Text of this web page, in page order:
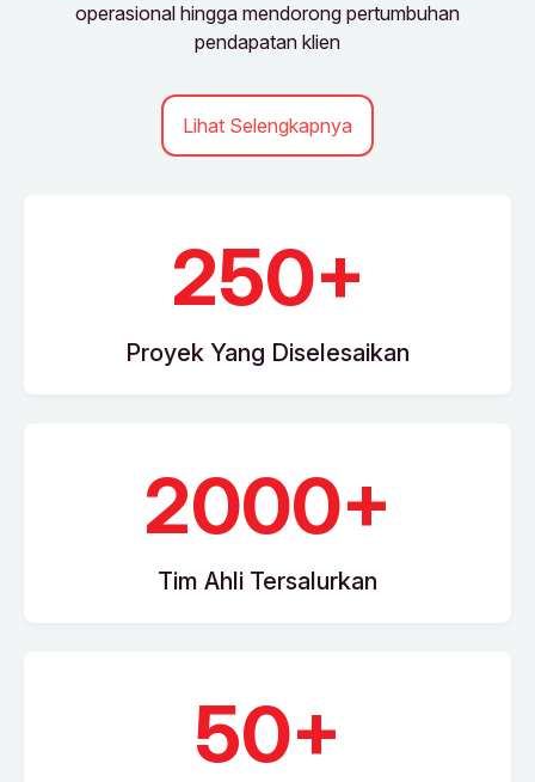
operasional hingga mendorong pertumbuhan
pendapatan klien
Lihat Selengkapnya
250+
Proyek Yang Diselesaikan
2000+
Tim Ahli Tersalurkan
50+